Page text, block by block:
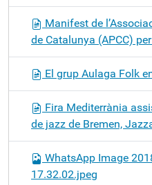
Manifest de
de Catalunya (APCC)
El grup Aulaga Folk
Fira Mediterrània
de jazz de Bremen,
WhatsApp Image
17.32.02.jpeg